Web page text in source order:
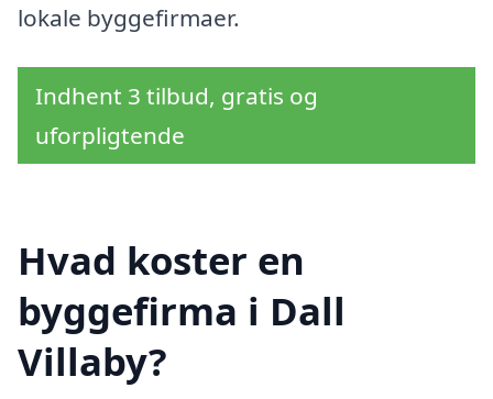
lokale byggefirmaer.
Indhent 3 tilbud, gratis og
uforpligtende
Hvad koster en
byggefirma i Dall
Villaby?